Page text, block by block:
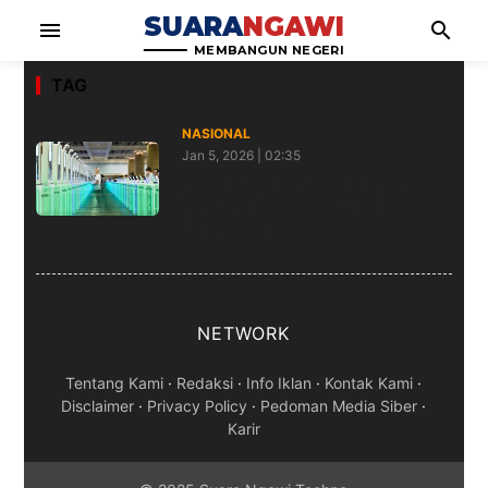
menu SUARANGAWI
MEMBANGUN NEGERI
search
TAG
NASIONAL
Jan 5, 2026 | 02:35
NETWORK
Tentang Kami · Redaksi · Info Iklan · Kontak Kami ·
Disclaimer · Privacy Policy · Pedoman Media Siber ·
Karir